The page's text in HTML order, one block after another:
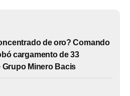
de oro? Comando
cargamento de 33
Grupo Minero Bacis